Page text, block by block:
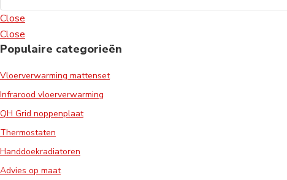
Close
Close
Populaire categorieën
Vloerverwarming mattenset
Infrarood vloerverwarming
QH Grid noppenplaat
Thermostaten
Handdoekradiatoren
Advies op maat